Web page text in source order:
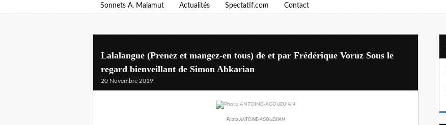
Sonnets A. Malamut Actualités Spectatif.com Contact
Lalalangue (Prenez et mangez-en tous) de et par Frédérique Voruz Sous le
regard bienveillant de Simon Abkarian
20 Novembre 2019
Photo ANTOINE-AGOUDJIAN